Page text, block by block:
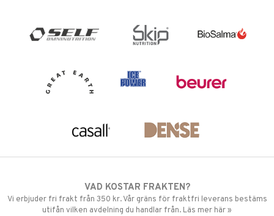
VAD KOSTAR FRAKTEN?
Vi erbjuder fri frakt från 350 kr. Vår gräns för fraktfri leverans bestäms
utifån vilken avdelning du handlar från. Läs mer här »